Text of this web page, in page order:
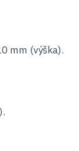
mm (výška).